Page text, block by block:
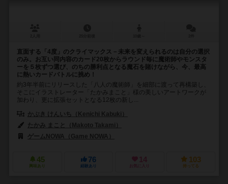
直面する「4度」のクライマックス－未来を変えられるのは自分の選択
のみ。お互い同内容のカード20枚からラウンド毎に魔術師やモンスタ
ーを５枚ずつ選び、のちの勝利点となる魔石を賭けながら、今、最高
に熱いカードバトルに挑め！
約3年半前にリリースした「八人の魔術師」を細部に渡って再構築し、
そこにイラストレーター「たかみまこと」様の美しいアートワークが
加わり、更に拡張セットとなる12枚の新し...
かぶき けんいち（Kenichi Kabuki）
たかみ まこと（Makoto Takami）
ゲームNOWA（Game NOWA）
45
興味あり
76
経験あり
14
お気に入り
103
持ってる